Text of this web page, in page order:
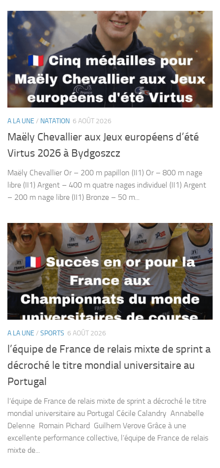
A LA UNE / NATATION 6 AOÛT 2026
Maëly Chevallier aux Jeux européens d’été
Virtus 2026 à Bydgoszcz
Maëly Chevallier Or – 200 m papillon (II1) Or – 800 m nage
libre (II1) Argent – ​​400 m quatre nages individuel (II1) Argent
– ​​200 m nage libre (II1) Bronze – 50 m...
A LA UNE / SPORTS 6 AOÛT 2026
l’équipe de France de relais mixte de sprint a
décroché le titre mondial universitaire au
Portugal
l’équipe de France de relais mixte de sprint a décroché le titre
mondial universitaire au Portugal Cécile Calandry Annabelle
Delenne Romain Pichard Guilhem Verove Grâce à une
excellente performance collective, l’équipe de France de relais
mixte de...